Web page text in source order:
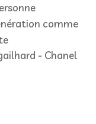
comme
- Chanel